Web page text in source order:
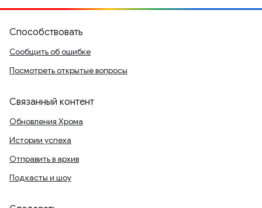
Способствовать
Сообщить об ошибке
Посмотреть открытые вопросы
Связанный контент
Обновления Хрома
Истории успеха
Отправить в архив
Подкасты и шоу